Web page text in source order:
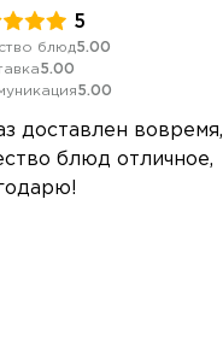
5
блюд5.00
5.00
5.00
доставлен вовремя,
блюд отличное,